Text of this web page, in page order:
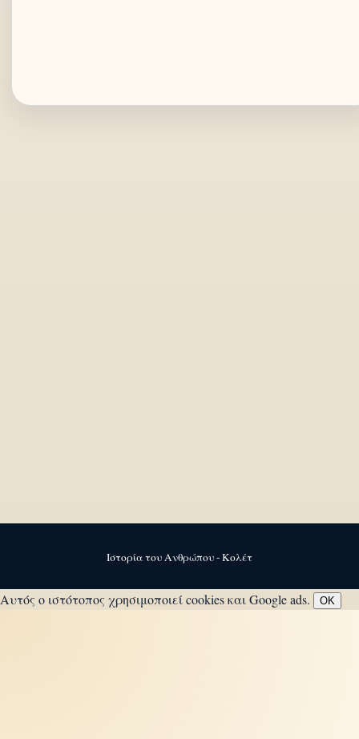
Ιστορία του Ανθρώπου - Κολέτ
Αυτός ο ιστότοπος χρησιμοποιεί cookies και Google ads. OK